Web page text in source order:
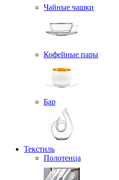
Чайные чашки
Кофейные пары
Бар
Текстиль
Полотенца